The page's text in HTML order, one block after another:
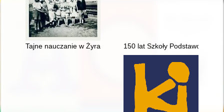
Tajne nauczanie w Żyrardowie w okresie okupacji niemieckiej
150 lat Szkoły Podstawowej